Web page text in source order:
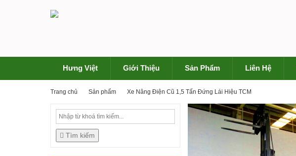
Hưng Việt Giới Thiệu Sản Phẩm Liên Hệ
Trang chủ Sản phẩm Xe Nâng Điện Cũ 1,5 Tấn Đứng Lái Hiệu TCM
Tìm kiếm